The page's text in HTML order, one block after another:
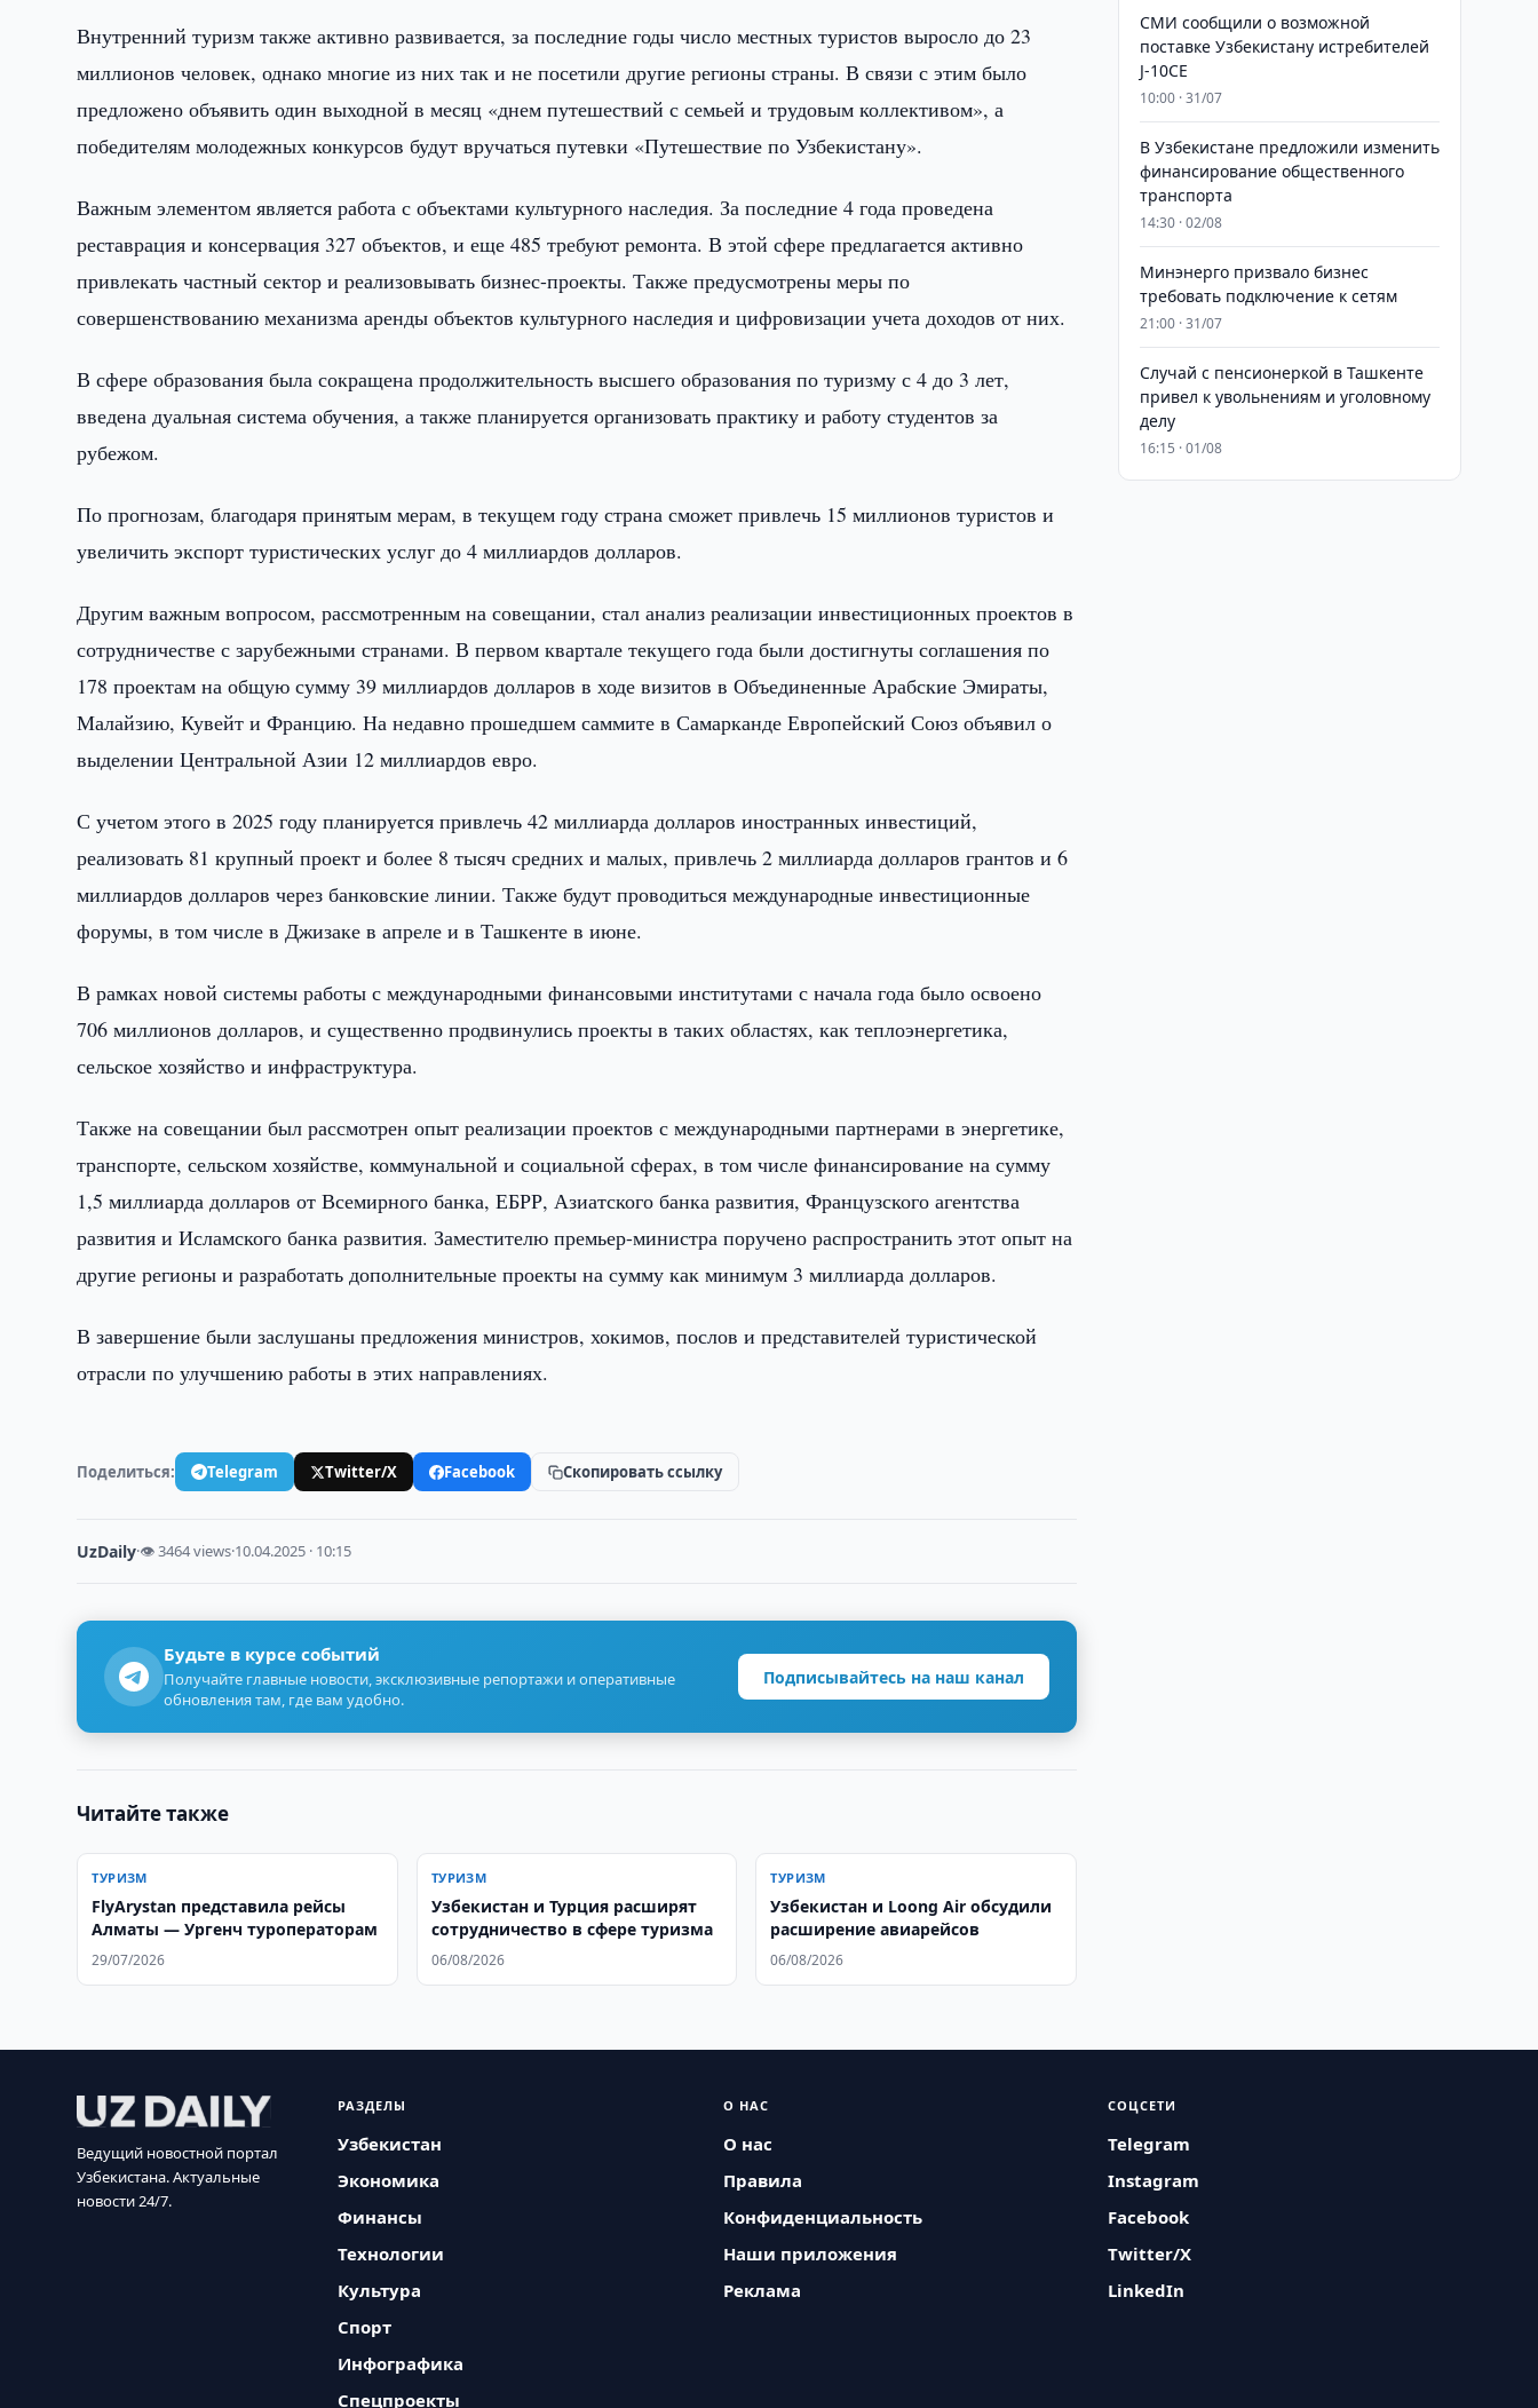
Внутренний туризм также активно развивается, за последние годы число местных туристов выросло до 23
миллионов человек, однако многие из них так и не посетили другие регионы страны. В связи с этим было
предложено объявить один выходной в месяц «днем путешествий с семьей и трудовым коллективом», а
победителям молодежных конкурсов будут вручаться путевки «Путешествие по Узбекистану».
Важным элементом является работа с объектами культурного наследия. За последние 4 года проведена
реставрация и консервация 327 объектов, и еще 485 требуют ремонта. В этой сфере предлагается активно
привлекать частный сектор и реализовывать бизнес-проекты. Также предусмотрены меры по
совершенствованию механизма аренды объектов культурного наследия и цифровизации учета доходов от них.
В сфере образования была сокращена продолжительность высшего образования по туризму с 4 до 3 лет,
введена дуальная система обучения, а также планируется организовать практику и работу студентов за
рубежом.
По прогнозам, благодаря принятым мерам, в текущем году страна сможет привлечь 15 миллионов туристов и
увеличить экспорт туристических услуг до 4 миллиардов долларов.
Другим важным вопросом, рассмотренным на совещании, стал анализ реализации инвестиционных проектов в
сотрудничестве с зарубежными странами. В первом квартале текущего года были достигнуты соглашения по
178 проектам на общую сумму 39 миллиардов долларов в ходе визитов в Объединенные Арабские Эмираты,
Малайзию, Кувейт и Францию. На недавно прошедшем саммите в Самарканде Европейский Союз объявил о
выделении Центральной Азии 12 миллиардов евро.
С учетом этого в 2025 году планируется привлечь 42 миллиарда долларов иностранных инвестиций,
реализовать 81 крупный проект и более 8 тысяч средних и малых, привлечь 2 миллиарда долларов грантов и 6
миллиардов долларов через банковские линии. Также будут проводиться международные инвестиционные
форумы, в том числе в Джизаке в апреле и в Ташкенте в июне.
В рамках новой системы работы с международными финансовыми институтами с начала года было освоено
706 миллионов долларов, и существенно продвинулись проекты в таких областях, как теплоэнергетика,
сельское хозяйство и инфраструктура.
Также на совещании был рассмотрен опыт реализации проектов с международными партнерами в энергетике,
транспорте, сельском хозяйстве, коммунальной и социальной сферах, в том числе финансирование на сумму
1,5 миллиарда долларов от Всемирного банка, ЕБРР, Азиатского банка развития, Французского агентства
развития и Исламского банка развития. Заместителю премьер-министра поручено распространить этот опыт на
другие регионы и разработать дополнительные проекты на сумму как минимум 3 миллиарда долларов.
В завершение были заслушаны предложения министров, хокимов, послов и представителей туристической
отрасли по улучшению работы в этих направлениях.
Поделиться: Telegram Twitter/X Facebook Скопировать ссылку
UzDaily·👁 3464 views·10.04.2025 · 10:15
Будьте в курсе событий
Получайте главные новости, эксклюзивные репортажи и оперативные
обновления там, где вам удобно.
Подписывайтесь на наш канал
Читайте также
ТУРИЗМ
FlyArystan представила рейсы
Алматы — Ургенч туроператорам
29/07/2026
ТУРИЗМ
Узбекистан и Турция расширят
сотрудничество в сфере туризма
06/08/2026
ТУРИЗМ
Узбекистан и Loong Air обсудили
расширение авиарейсов
06/08/2026
СМИ сообщили о возможной
поставке Узбекистану истребителей
J-10CE
10:00 · 31/07
В Узбекистане предложили изменить
финансирование общественного
транспорта
14:30 · 02/08
Минэнерго призвало бизнес
требовать подключение к сетям
21:00 · 31/07
Случай с пенсионеркой в Ташкенте
привел к увольнениям и уголовному
делу
16:15 · 01/08
Ведущий новостной портал
Узбекистана. Актуальные
новости 24/7.
РАЗДЕЛЫ
Узбекистан
Экономика
Финансы
Технологии
Культура
Спорт
Инфографика
Спецпроекты
О НАС
О нас
Правила
Конфиденциальность
Наши приложения
Реклама
СОЦСЕТИ
Telegram
Instagram
Facebook
Twitter/X
LinkedIn